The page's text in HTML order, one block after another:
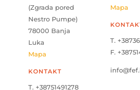
(Zgrada pored
Nestro Pumpe)
78000 Banja
Luka
Mapa
KONTAKT
T. +38751491278
Mapa
T.
F.